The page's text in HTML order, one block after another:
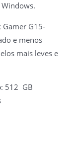
G15-
e menos
mais leves e
: 512 GB